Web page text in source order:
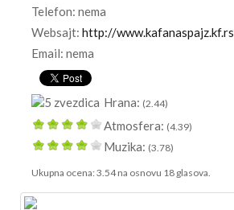
Telefon:nema
Websajt:http://www.kafanaspajz.kf.rs
Email: nema
Hrana: (2.44)
Atmosfera: (4.39)
Muzika: (3.78)
Ukupna ocena:3.54na osnovu 18 glasova.